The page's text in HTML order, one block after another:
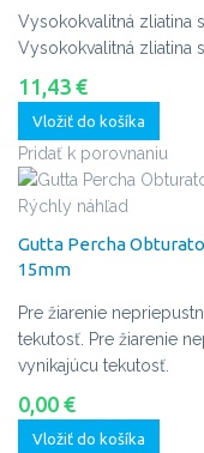
Vysokokvalitná zliatina
Vysokokvalitná zliatina
11,43 €
Vložiť do košíka
Pridať k porovnaniu
Rýchly náhľad
Gutta Percha
15mm
Pre žiarenie
tekutosť. Pre žiarenie
vynikajúcu tekutosť.
0,00 €
Vložiť do košíka